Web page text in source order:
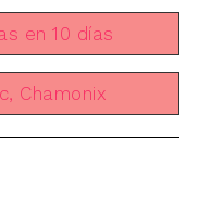
en 10 días
Chamonix